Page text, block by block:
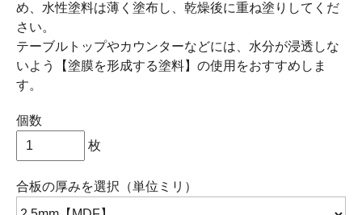
め、水性塗料は薄く塗布し、乾燥後に重ね塗りしてくだ
さい。
テーブルトップやカウンターなどには、水分が浸透しな
いよう【塗膜を形成する塗料】の使用をおすすめしま
す。
個数
枚
合板の厚みを選択（単位ミリ）